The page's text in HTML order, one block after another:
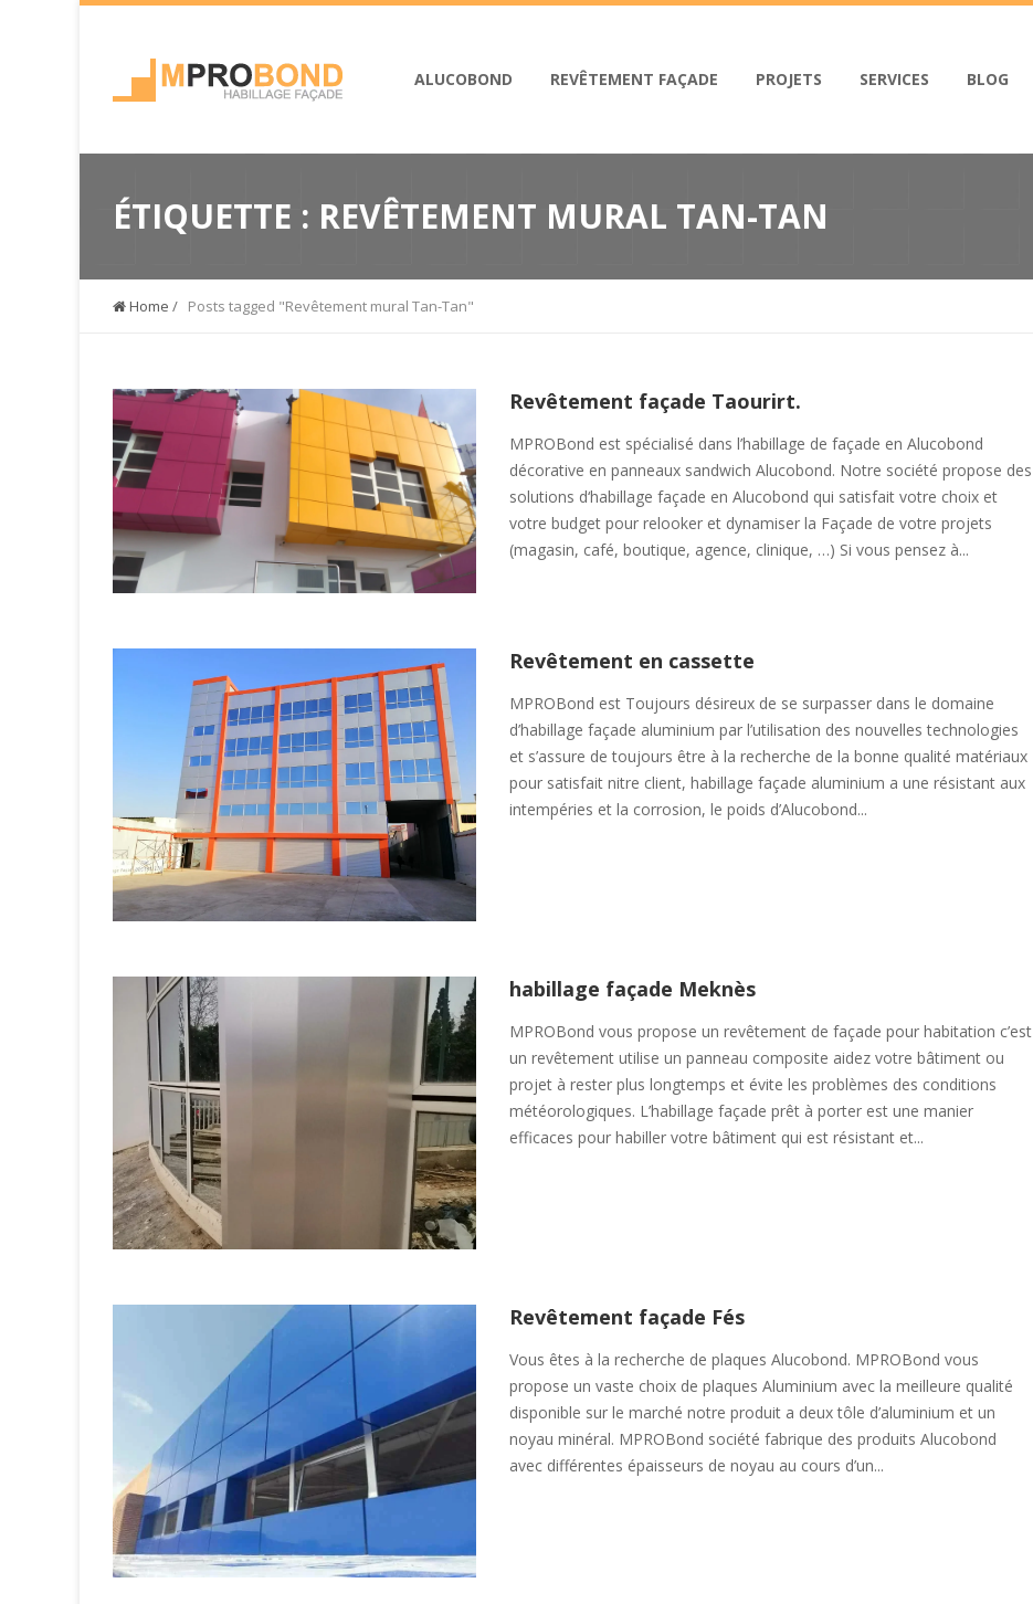
ALUCOBOND REVÊTEMENT FAÇADE PROJETS SERVICES BLOG
ÉTIQUETTE : REVÊTEMENT MURAL TAN-TAN
Home / Posts tagged "Revêtement mural Tan-Tan"
Revêtement façade Taourirt.
MPROBond est spécialisé dans l’habillage de façade en Alucobond
décorative en panneaux sandwich Alucobond. Notre société propose des
solutions d‘habillage façade en Alucobond qui satisfait votre choix et
votre budget pour relooker et dynamiser la Façade de votre projets
(magasin, café, boutique, agence, clinique, …) Si vous pensez à...
Revêtement en cassette
MPROBond est Toujours désireux de se surpasser dans le domaine
d’habillage façade aluminium par l’utilisation des nouvelles technologies
et s’assure de toujours être à la recherche de la bonne qualité matériaux
pour satisfait nitre client, habillage façade aluminium a une résistant aux
intempéries et la corrosion, le poids d’Alucobond...
habillage façade Meknès
MPROBond vous propose un revêtement de façade pour habitation c’est
un revêtement utilise un panneau composite aidez votre bâtiment ou
projet à rester plus longtemps et évite les problèmes des conditions
météorologiques. L’habillage façade prêt à porter est une manier
efficaces pour habiller votre bâtiment qui est résistant et...
Revêtement façade Fés
Vous êtes à la recherche de plaques Alucobond. MPROBond vous
propose un vaste choix de plaques Aluminium avec la meilleure qualité
disponible sur le marché notre produit a deux tôle d’aluminium et un
noyau minéral. MPROBond société fabrique des produits Alucobond
avec différentes épaisseurs de noyau au cours d’un...